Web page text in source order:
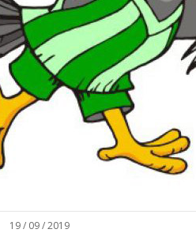
19 / 09 / 2019